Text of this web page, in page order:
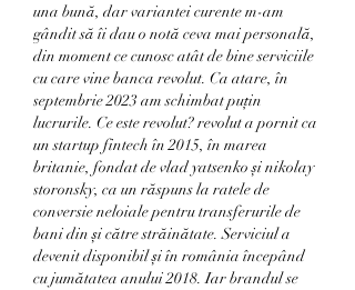
una bună, dar variantei curente m-am
gândit să îi dau o notă ceva mai personală,
din moment ce cunosc atât de bine serviciile
cu care vine banca revolut. Ca atare, în
septembrie 2023 am schimbat puțin
lucrurile. Ce este revolut? revolut a pornit ca
un startup fintech în 2015, în marea
britanie, fondat de vlad yatsenko și nikolay
storonsky, ca un răspuns la ratele de
conversie neloiale pentru transferurile de
bani din și către străinătate. Serviciul a
devenit disponibil și în românia începând
cu jumătatea anului 2018. Iar brandul se